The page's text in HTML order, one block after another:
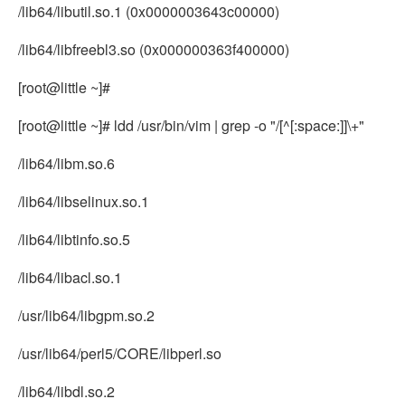
/lib64/libutil.so.1 (0x0000003643c00000)
/lib64/libfreebl3.so (0x000000363f400000)
[root@little ~]#
[root@little ~]# ldd /usr/bin/vim | grep -o "/[^[:space:]]\+"
/lib64/libm.so.6
/lib64/libselinux.so.1
/lib64/libtinfo.so.5
/lib64/libacl.so.1
/usr/lib64/libgpm.so.2
/usr/lib64/perl5/CORE/libperl.so
/lib64/libdl.so.2